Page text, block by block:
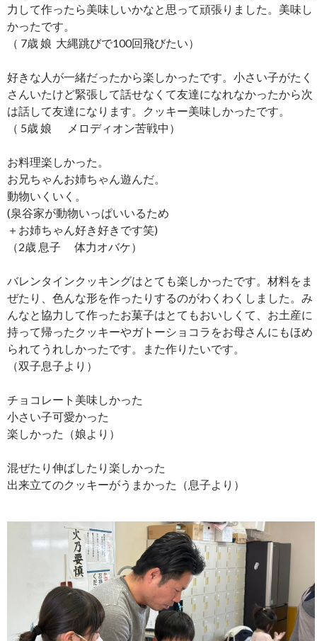
力して作ったら美味しいかなと思って頑張りました。美味し
かったです。
（ 7歳 娘 大縄跳びで100回飛びたい）
好きな人が一緒だったから楽しかったです。小さい子がたく
さんいたけど緊張して話せなくて友達になれなかったから次
は話して友達になります。クッキー美味しかったです。
（ 5歳 娘 メロディオン苦戦中）
お料理楽しかった。
お兄ちゃんお姉ちゃん遊んだ。
動物いくいく。
(泉谷家が動物いっぱいいるため
＋お姉ちゃん好き好きです笑)
（2歳 息子 体力オバケ）
バレンタインクッキングはとても楽しかったです。材料をま
ぜたり、色んな形を作ったりするのがわくわくしました。み
んなと協力して作ったお菓子はとてもおいしくて、お土産に
持って帰ったクッキーやガトーショコラをお母さんにもほめ
られてうれしかったです。また作りたいです。
（双子息子より）
チョコレート美味しかった
小さい子可愛かった
楽しかった（娘より）
混ぜたり伸ばしたり楽しかった
出来立てのクッキーがうまかった（息子より）